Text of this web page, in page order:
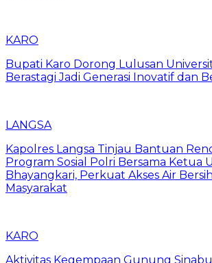
KARO
Bupati Karo Dorong Lulusan
Berastagi Jadi Generasi Inovatif dan
LANGSA
Kapolres Langsa Tinjau Bantuan
Program Sosial Polri Bersama Ketua
Bhayangkari, Perkuat Akses Air
Masyarakat
KARO
Aktivitas Kegempaan Gunung